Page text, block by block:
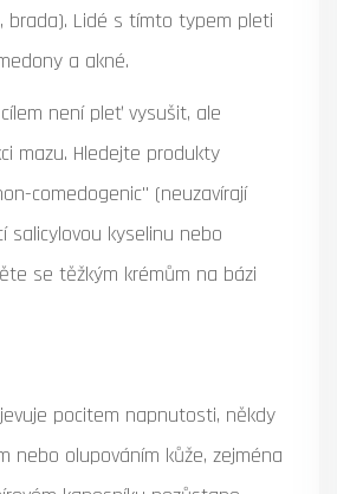
brada). Lidé s tímto typem pleti
a akné.
není pleť vysušit, ale
mazu. Hledejte produkty
comedogenic" (neuzavírají
salicylovou kyselinu nebo
se těžkým krémům na bázi
pocitem napnutosti, někdy
nebo olupováním kůže, zejména